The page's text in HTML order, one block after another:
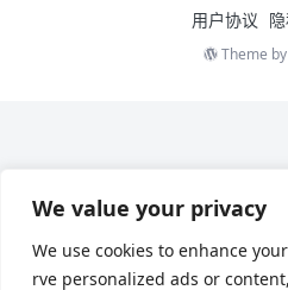
We value your privacy
We use cookies to enhance
rve personalized ads or
用户协议
Theme by